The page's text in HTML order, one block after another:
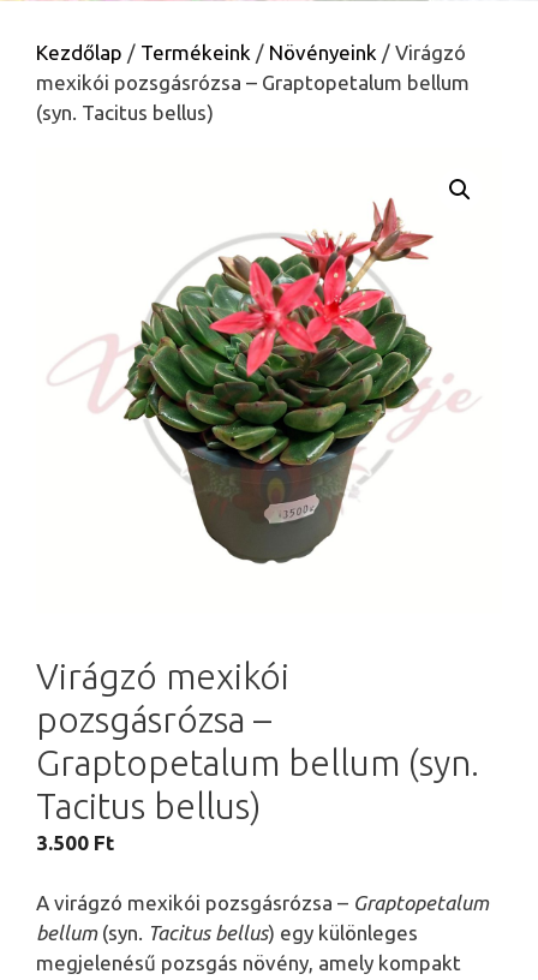
Kezdőlap / Termékeink / Növényeink / Virágzó
mexikói pozsgásrózsa – Graptopetalum bellum
(syn. Tacitus bellus)
Virágzó mexikói
pozsgásrózsa –
Graptopetalum bellum (syn.
Tacitus bellus)
3.500 Ft
A virágzó mexikói pozsgásrózsa – Graptopetalum
bellum(syn. Tacitus bellus) egy különleges
megjelenésű pozsgás növény, amely kompakt